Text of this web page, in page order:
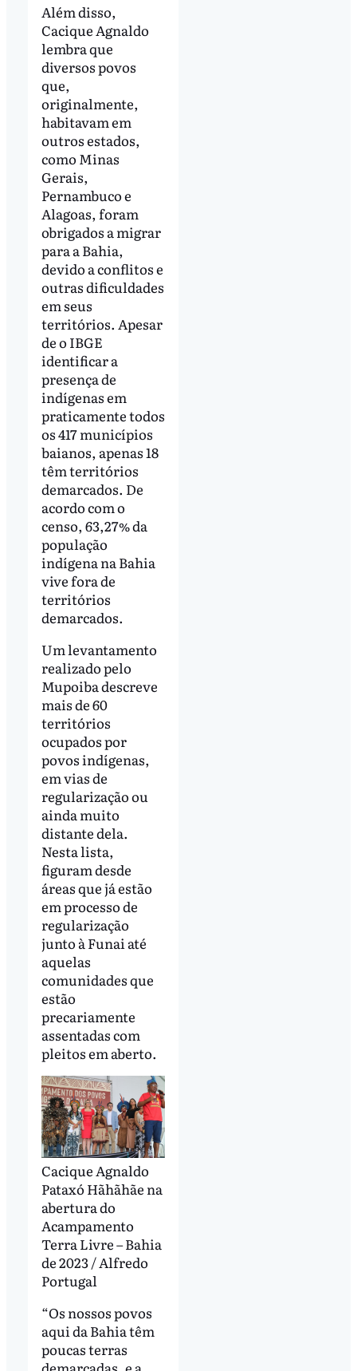
Além disso,
Cacique Agnaldo
lembra que
diversos povos
que,
originalmente,
habitavam em
outros estados,
como Minas
Gerais,
Pernambuco e
Alagoas, foram
obrigados a migrar
para a Bahia,
devido a conflitos e
outras dificuldades
em seus
territórios. Apesar
de o IBGE
identificar a
presença de
indígenas em
praticamente todos
os 417 municípios
baianos, apenas 18
têm territórios
demarcados. De
acordo com o
censo, 63,27% da
população
indígena na Bahia
vive fora de
territórios
demarcados.
Um levantamento
realizado pelo
Mupoiba descreve
mais de 60
territórios
ocupados por
povos indígenas,
em vias de
regularização ou
ainda muito
distante dela.
Nesta lista,
figuram desde
áreas que já estão
em processo de
regularização
junto à Funai até
aquelas
comunidades que
estão
precariamente
assentadas com
pleitos em aberto.
Cacique Agnaldo
Pataxó Hãhãhãe na
abertura do
Acampamento
Terra Livre – Bahia
de 2023 / Alfredo
Portugal
“Os nossos povos
aqui da Bahia têm
poucas terras